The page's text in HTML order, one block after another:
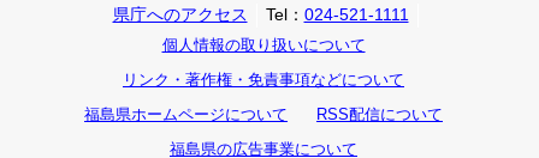
県庁へのアクセス Tel： 024-521-1111
個人情報の取り扱いについて
リンク・著作権・免責事項などについて
福島県ホームページについて
RSS配信について
福島県の広告事業について